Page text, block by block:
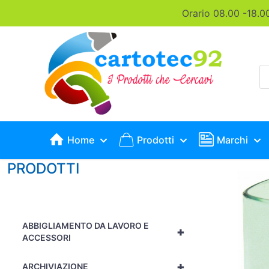
Orario 08.00 -
Home Prodotti Marchi
PRODOTTI
+
ABBIGLIAMENTO DA LAVORO E
ACCESSORI
ARCHIVIAZIONE